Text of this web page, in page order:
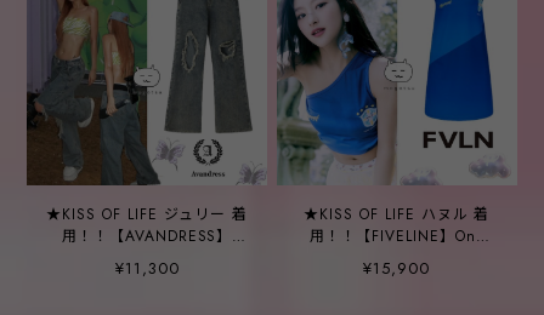
★KISS OF LIFE ジュリー 着
用！！【AVANDRESS】
Minimal Bootscut Destroyed
Denim Pants CAMEL BLUE
¥11,300
★KISS OF LIFE ハヌル 着
用！！【FIVELINE】One
Shoulder Jersey One Piece
Navy
¥15,900